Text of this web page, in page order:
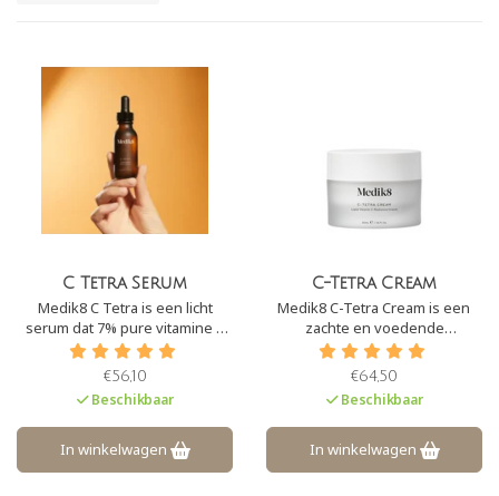
C Tetra Serum
Medik8 C Tetra is een licht
serum dat 7% pure vitamine C
bevat en daarnaast vitamine E.
Deze combinatie zorgt ervoor
dat de huid een prachtige ‘glow’
krijgt, de huid wordt hersteld en
zichtbare tekenen van
huidveroudering worden
aangepakt.
€56,10
Beschikbaar
In winkelwagen
C-Tetra Cream
Medik8 C-Tetra Cream is een
zachte en voedende
antioxidantencrème. Het bevat
dan ook stabiele vitamine C en E
om vrije radicalen te
voorkomen.
€64,50
Beschikbaar
In winkelwagen